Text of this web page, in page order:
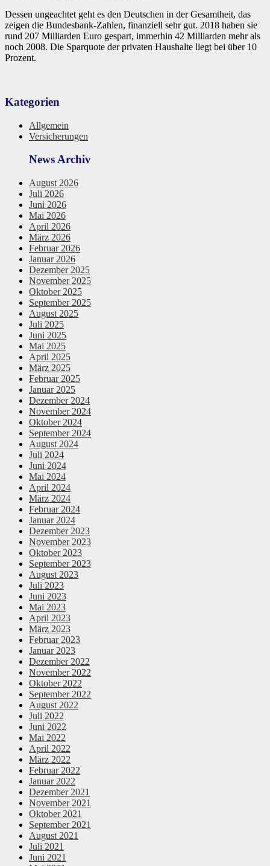
Dessen ungeachtet geht es den Deutschen in der Gesamtheit, das
zeigen die Bundesbank-Zahlen, finanziell sehr gut. 2018 haben sie
rund 207 Milliarden Euro gespart, immerhin 42 Milliarden mehr als
noch 2008. Die Sparquote der privaten Haushalte liegt bei über 10
Prozent.
Kategorien
Allgemein
Versicherungen
News Archiv
August 2026
Juli 2026
Juni 2026
Mai 2026
April 2026
März 2026
Februar 2026
Januar 2026
Dezember 2025
November 2025
Oktober 2025
September 2025
August 2025
Juli 2025
Juni 2025
Mai 2025
April 2025
März 2025
Februar 2025
Januar 2025
Dezember 2024
November 2024
Oktober 2024
September 2024
August 2024
Juli 2024
Juni 2024
Mai 2024
April 2024
März 2024
Februar 2024
Januar 2024
Dezember 2023
November 2023
Oktober 2023
September 2023
August 2023
Juli 2023
Juni 2023
Mai 2023
April 2023
März 2023
Februar 2023
Januar 2023
Dezember 2022
November 2022
Oktober 2022
September 2022
August 2022
Juli 2022
Juni 2022
Mai 2022
April 2022
März 2022
Februar 2022
Januar 2022
Dezember 2021
November 2021
Oktober 2021
September 2021
August 2021
Juli 2021
Juni 2021